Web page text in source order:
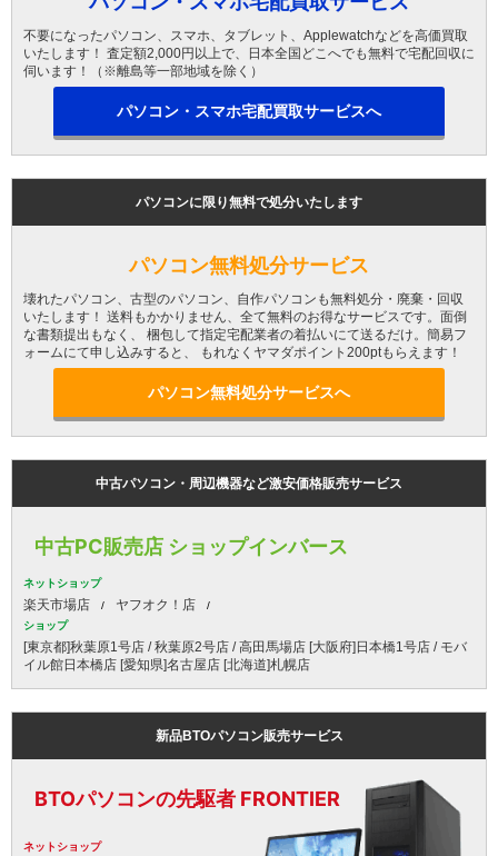
不要になったパソコン、スマホ、タブレット、Applewatchなどを高価買取
いたします！ 査定額2,000円以上で、日本全国どこへでも無料で宅配回収に
伺います！（※離島等一部地域を除く）
パソコン・スマホ宅配買取サービスへ
パソコンに限り無料で処分いたします
パソコン無料処分サービス
壊れたパソコン、古型のパソコン、自作パソコンも無料処分・廃棄・回収
いたします！ 送料もかかりません、全て無料のお得なサービスです。面倒
な書類提出もなく、 梱包して指定宅配業者の着払いにて送るだけ。簡易フ
ォームにて申し込みすると、 もれなくヤマダポイント200ptもらえます！
パソコン無料処分サービスへ
中古パソコン・周辺機器など激安価格販売サービス
中古PC販売店 ショップインバース
ネットショップ
楽天市場店 ヤフオク！店
ショップ
[東京都]秋葉原1号店 / 秋葉原2号店 / 高田馬場店 [大阪府]日本橋1号店 / モバ
イル館日本橋店 [愛知県]名古屋店 [北海道]札幌店
新品BTOパソコン販売サービス
BTOパソコンの先駆者 FRONTIER
ネットショップ